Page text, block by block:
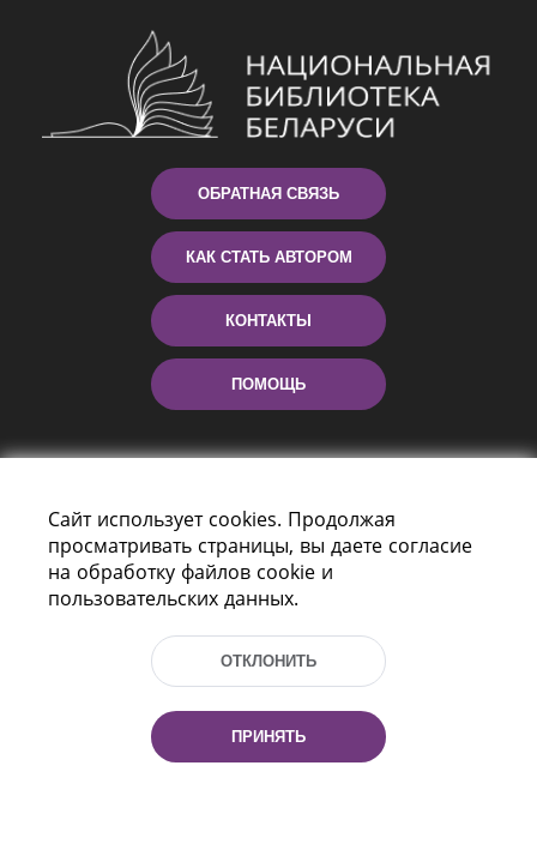
ОБРАТНАЯ СВЯЗЬ
КАК СТАТЬ АВТОРОМ
КОНТАКТЫ
ПОМОЩЬ
Пр-т Независимости 116
г. Минск, Республика Беларусь, 220114
Тел.: (+375 17) 368 37 37, Факс: (+375 17)
Эл. почта: inbox@nlb.by
Сайт использует cookies. Продолжая
просматривать страницы, вы даете согласие
на обработку файлов cookie и
пользовательских данных.
ОТКЛОНИТЬ
ПРИНЯТЬ